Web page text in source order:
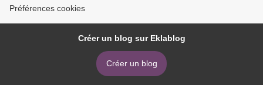
Préférences cookies
Créer un blog sur Eklablog
Créer un blog